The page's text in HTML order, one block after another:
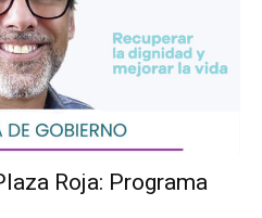
Roja: Programa